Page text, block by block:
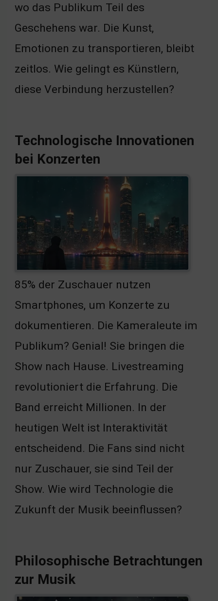
wo das Publikum Teil des
Geschehens war. Die Kunst,
Emotionen zu transportieren, bleibt
zeitlos. Wie gelingt es Künstlern,
diese Verbindung herzustellen?
Technologische Innovationen
bei Konzerten
85% der Zuschauer nutzen
Smartphones, um Konzerte zu
dokumentieren. Die Kameraleute im
Publikum? Genial! Sie bringen die
Show nach Hause. Livestreaming
revolutioniert die Erfahrung. Die
Band erreicht Millionen. In der
heutigen Welt ist Interaktivität
entscheidend. Die Fans sind nicht
nur Zuschauer, sie sind Teil der
Show. Wie wird Technologie die
Zukunft der Musik beeinflussen?
Philosophische Betrachtungen
zur Musik